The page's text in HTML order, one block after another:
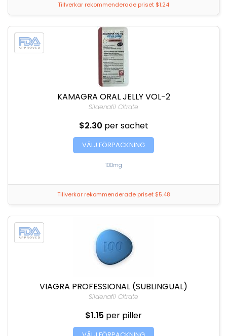
Tillverkar rekommenderade priset $1.24
KAMAGRA ORAL JELLY VOL-2
Sildenafil Citrate
$2.30 per sachet
VÄLJ FÖRPACKNING
100mg
Tillverkar rekommenderade priset $5.48
VIAGRA PROFESSIONAL (SUBLINGUAL)
Sildenafil Citrate
$1.15 per piller